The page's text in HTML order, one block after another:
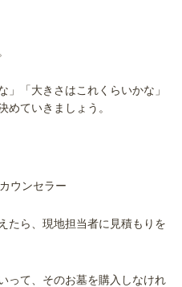
」「大きさはこれくらいかな」
めていきましょう。
たら、現地担当者に見積もりを
って、そのお墓を購入しなけれ